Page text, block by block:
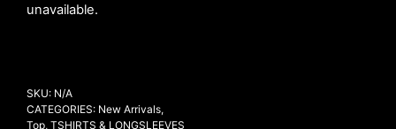
unavailable.
SKU: N/A
CATEGORIES: New Arrivals,
Top, TSHIRTS & LONGSLEEVES